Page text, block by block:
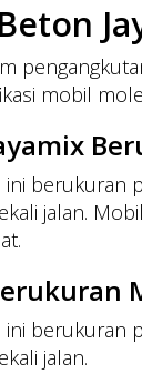
mobil
berukuran
jalan.
berukuran
jalan.